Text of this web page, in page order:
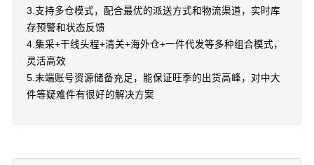
3.支持多仓模式，配合最优的派送方式和物流渠道，实时库
存预警和状态反馈
4.集采+干线头程+清关+海外仓+一件代发等多种组合模式，
灵活高效
5.末端账号资源储备充足，能保证旺季的出货高峰，对中大
件等疑难件有很好的解决方案